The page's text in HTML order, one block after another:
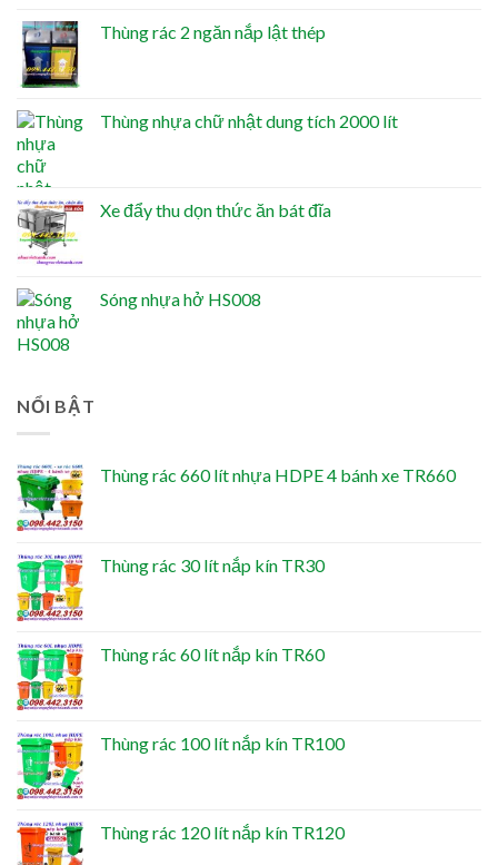
Thùng rác 2 ngăn nắp lật thép
Thùng nhựa chữ nhật dung tích 2000 lít
Xe đẩy thu dọn thức ăn bát đĩa
Sóng nhựa hở HS008
NỔI BẬT
Thùng rác 660 lít nhựa HDPE 4 bánh xe TR660
Thùng rác 30 lít nắp kín TR30
Thùng rác 60 lít nắp kín TR60
Thùng rác 100 lít nắp kín TR100
Thùng rác 120 lít nắp kín TR120